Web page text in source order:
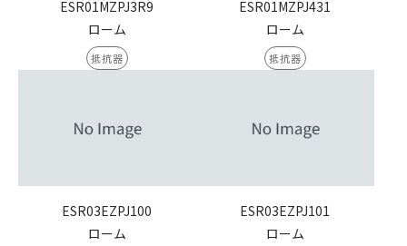
ESR01MZPJ3R9
ローム
抵抗器
ESR01MZPJ431
ローム
抵抗器
ESR03EZPJ100
ローム
ESR03EZPJ101
ローム